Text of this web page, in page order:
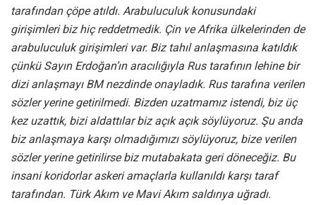
tarafından çöpe atıldı. Arabuluculuk konusundaki
girişimleri biz hiç reddetmedik. Çin ve Afrika ülkelerinden de
arabuluculuk girişimleri var. Biz tahıl anlaşmasına katıldık
çünkü Sayın Erdoğan’ın aracılığıyla Rus tarafının lehine bir
dizi anlaşmayı BM nezdinde onayladık. Rus tarafına verilen
sözler yerine getirilmedi. Bizden uzatmamız istendi, biz üç
kez uzattık, bizi aldattılar biz açık açık söylüyoruz. Şu anda
biz anlaşmaya karşı olmadığımızı söylüyoruz, bize verilen
sözler yerine getirilirse biz mutabakata geri döneceğiz. Bu
insani koridorlar askeri amaçlarla kullanıldı karşı taraf
tarafından. Türk Akım ve Mavi Akım saldırıya uğradı.